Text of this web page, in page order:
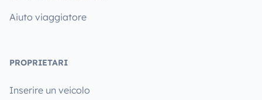
Aiuto viaggiatore
PROPRIETARI
Inserire un veicolo